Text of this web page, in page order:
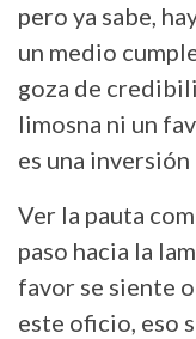
pero ya sabe,
un medio
goza de
limosna ni un
es una
Ver la pauta
paso hacia la
favor se siente
este oficio, eso